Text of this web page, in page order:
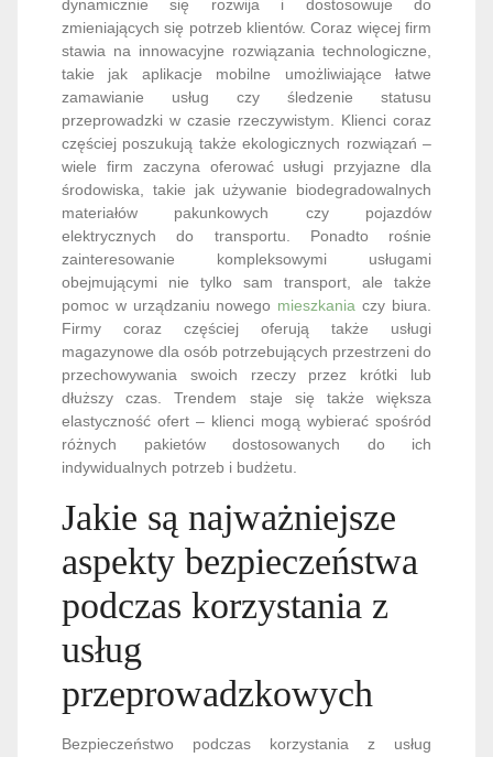
dynamicznie się rozwija i dostosowuje do
zmieniających się potrzeb klientów. Coraz więcej firm
stawia na innowacyjne rozwiązania technologiczne,
takie jak aplikacje mobilne umożliwiające łatwe
zamawianie usług czy śledzenie statusu
przeprowadzki w czasie rzeczywistym. Klienci coraz
częściej poszukują także ekologicznych rozwiązań –
wiele firm zaczyna oferować usługi przyjazne dla
środowiska, takie jak używanie biodegradowalnych
materiałów pakunkowych czy pojazdów
elektrycznych do transportu. Ponadto rośnie
zainteresowanie kompleksowymi usługami
obejmującymi nie tylko sam transport, ale także
pomoc w urządzaniu nowego mieszkania czy biura.
Firmy coraz częściej oferują także usługi
magazynowe dla osób potrzebujących przestrzeni do
przechowywania swoich rzeczy przez krótki lub
dłuższy czas. Trendem staje się także większa
elastyczność ofert – klienci mogą wybierać spośród
różnych pakietów dostosowanych do ich
indywidualnych potrzeb i budżetu.
Jakie są najważniejsze
aspekty bezpieczeństwa
podczas korzystania z
usług
przeprowadzkowych
Bezpieczeństwo podczas korzystania z usług